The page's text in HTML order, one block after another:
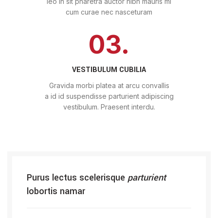
cum curae nec nasceturam
03.
VESTIBULUM CUBILIA
Gravida morbi platea at arcu convallis
a id id suspendisse parturient adipiscing
vestibulum. Praesent interdu.
Purus lectus scelerisque parturient
lobortis namar